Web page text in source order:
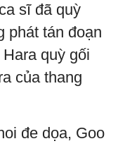
sĩ đã quỳ
phát tán đoạn
quỳ gối
của thang
đe dọa, Goo